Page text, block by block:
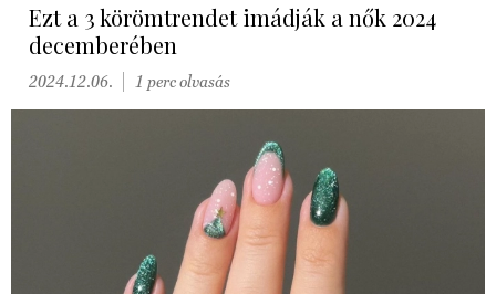
Ezt a 3 körömtrendet imádják a nők 2024
decemberében
2024.12.06. 1 perc olvasás